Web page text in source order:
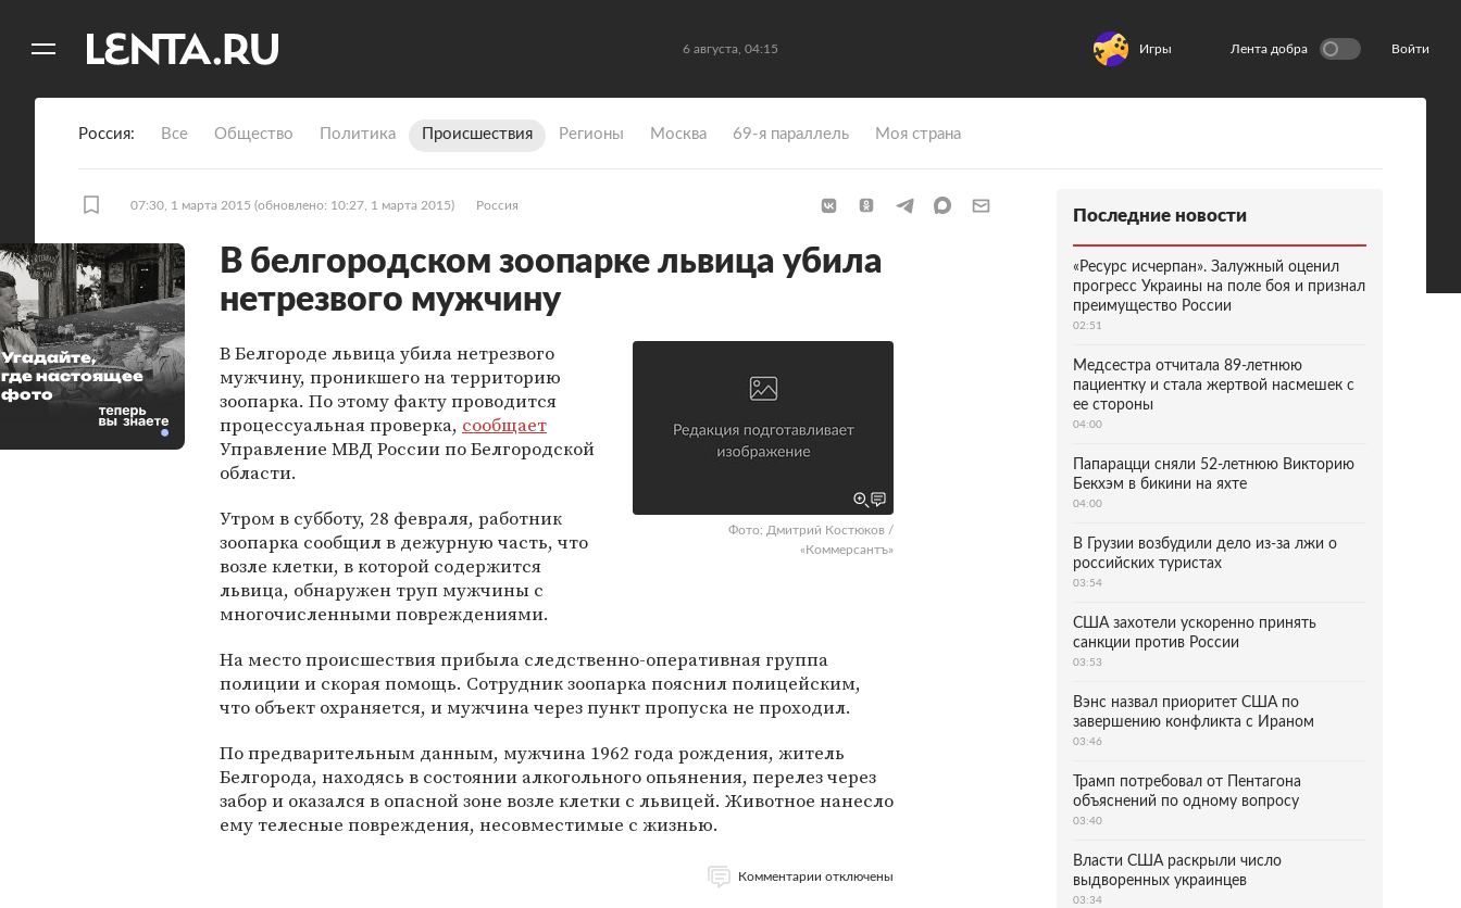
6 августа, 04:15 Игры Лента добра Войти
Россия Все Общество Политика Происшествия Регионы Москва 69-я параллель Моя страна
07:30, 1 марта 2015 (обновлено: 10:27, 1 марта 2015) Россия
В белгородском зоопарке львица убила
нетрезвого мужчину
Фото: Дмитрий Костюков /
«Коммерсантъ»
В Белгороде львица убила нетрезвого
мужчину, проникшего на территорию
зоопарка. По этому факту проводится
процессуальная проверка, сообщает
Управление МВД России по Белгородской
области.
Утром в субботу, 28 февраля, работник
зоопарка сообщил в дежурную часть, что
возле клетки, в которой содержится
львица, обнаружен труп мужчины с
многочисленными повреждениями.
На место происшествия прибыла следственно-оперативная группа
полиции и скорая помощь. Сотрудник зоопарка пояснил полицейским,
что объект охраняется, и мужчина через пункт пропуска не проходил.
По предварительным данным, мужчина 1962 года рождения, житель
Белгорода, находясь в состоянии алкогольного опьянения, перелез через
забор и оказался в опасной зоне возле клетки с львицей. Животное нанесло
ему телесные повреждения, несовместимые с жизнью.
Комментарии отключены
Угадайте,
где настоящее
фото
Последние новости
«Ресурс исчерпан». Залужный оценил
прогресс Украины на поле боя и признал
преимущество России
02:51
Медсестра отчитала 89-летнюю
пациентку и стала жертвой насмешек с
ее стороны
04:00
Папарацци сняли 52-летнюю Викторию
Бекхэм в бикини на яхте
04:00
В Грузии возбудили дело из-за лжи о
российских туристах
03:54
США захотели ускоренно принять
санкции против России
03:53
Вэнс назвал приоритет США по
завершению конфликта с Ираном
03:46
Трамп потребовал от Пентагона
объяснений по одному вопросу
03:40
Власти США раскрыли число
выдворенных украинцев
03:34